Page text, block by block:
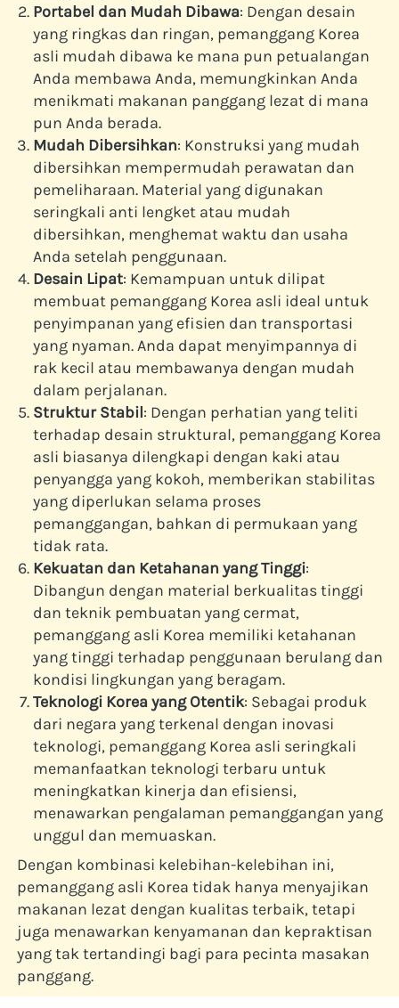
Portabel dan Mudah Dibawa: Dengan desain
yang ringkas dan ringan, pemanggang Korea
asli mudah dibawa ke mana pun petualangan
Anda membawa Anda, memungkinkan Anda
menikmati makanan panggang lezat di mana
pun Anda berada.
Mudah Dibersihkan: Konstruksi yang mudah
dibersihkan mempermudah perawatan dan
pemeliharaan. Material yang digunakan
seringkali anti lengket atau mudah
dibersihkan, menghemat waktu dan usaha
Anda setelah penggunaan.
Desain Lipat: Kemampuan untuk dilipat
membuat pemanggang Korea asli ideal untuk
penyimpanan yang efisien dan transportasi
yang nyaman. Anda dapat menyimpannya di
rak kecil atau membawanya dengan mudah
dalam perjalanan.
Struktur Stabil: Dengan perhatian yang teliti
terhadap desain struktural, pemanggang Korea
asli biasanya dilengkapi dengan kaki atau
penyangga yang kokoh, memberikan stabilitas
yang diperlukan selama proses
pemanggangan, bahkan di permukaan yang
tidak rata.
Kekuatan dan Ketahanan yang Tinggi:
Dibangun dengan material berkualitas tinggi
dan teknik pembuatan yang cermat,
pemanggang asli Korea memiliki ketahanan
yang tinggi terhadap penggunaan berulang dan
kondisi lingkungan yang beragam.
Teknologi Korea yang Otentik: Sebagai produk
dari negara yang terkenal dengan inovasi
teknologi, pemanggang Korea asli seringkali
memanfaatkan teknologi terbaru untuk
meningkatkan kinerja dan efisiensi,
menawarkan pengalaman pemanggangan yang
unggul dan memuaskan.
Dengan kombinasi kelebihan-kelebihan ini,
pemanggang asli Korea tidak hanya menyajikan
makanan lezat dengan kualitas terbaik, tetapi
juga menawarkan kenyamanan dan kepraktisan
yang tak tertandingi bagi para pecinta masakan
panggang.